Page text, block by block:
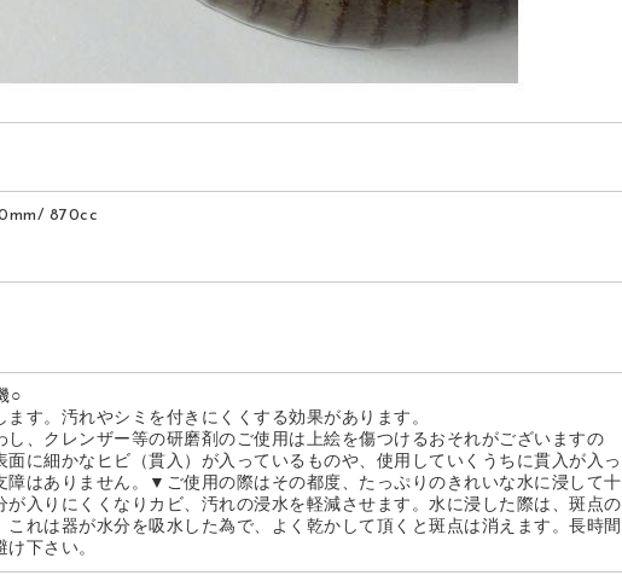
870cc
○
す。汚れやシミを付きにくくする効果があります。
、クレンザー等の研磨剤のご使用は上絵を傷つけるおそれがございますの
に細かなヒビ（貫入）が入っているものや、使用していくうちに貫入が入っ
障はありません。▼ご使用の際はその都度、たっぷりのきれいな水に浸して十
入りにくくなりカビ、汚れの浸水を軽減させます。水に浸した際は、斑点の
れは器が水分を吸水した為で、よく乾かして頂くと斑点は消えます。長時間
下さい。